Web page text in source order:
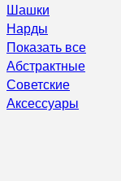
Шашки
Нарды
Показать все
Абстрактные
Советские
Аксессуары